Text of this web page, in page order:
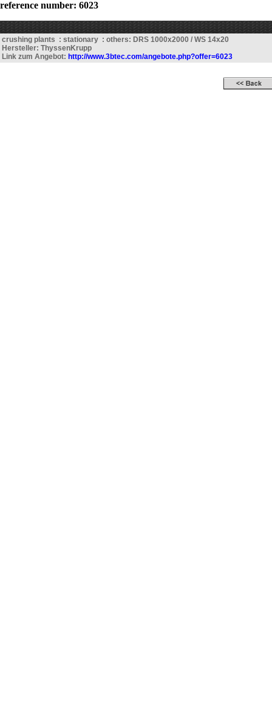
reference number: 6023
crushing plants : stationary : others: DRS 1000x2000 / WS 14x20
Hersteller: ThyssenKrupp
Link zum Angebot: http://www.3btec.com/angebote.php?offer=6023